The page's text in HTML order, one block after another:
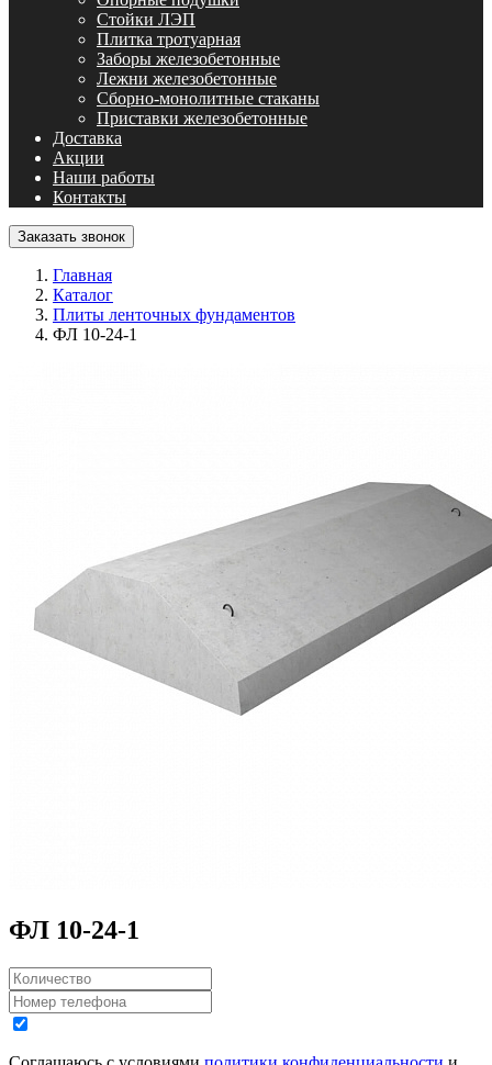
Стойки ЛЭП
Плитка тротуарная
Заборы железобетонные
Лежни железобетонные
Сборно-монолитные стаканы
Приставки железобетонные
Доставка
Акции
Наши работы
Контакты
Заказать звонок
Главная
Каталог
Плиты ленточных фундаментов
ФЛ 10-24-1
ФЛ 10-24-1